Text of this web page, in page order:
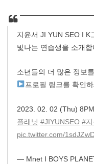
지윤서 JI YUN SEO I K
빛나는 연습생을 소개
소년들의 더 많은 정보
프로필 링크를 확인
2023. 02. 02 (Thu)
플래닛 #JIYUNSEO #지
pic.twitter.com/
— Mnet I BOYS